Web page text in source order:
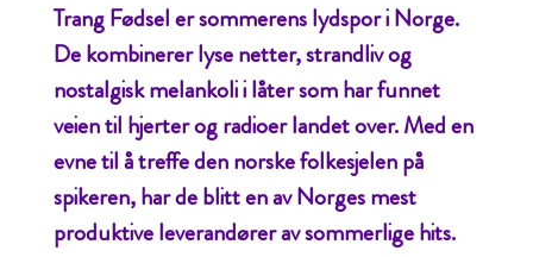
Trang Fødsel er sommerens lydspor i Norge.
De kombinerer lyse netter, strandliv og
nostalgisk melankoli i låter som har funnet
veien til hjerter og radioer landet over. Med en
evne til å treffe den norske folkesjelen på
spikeren, har de blitt en av Norges mest
produktive leverandører av sommerlige hits.